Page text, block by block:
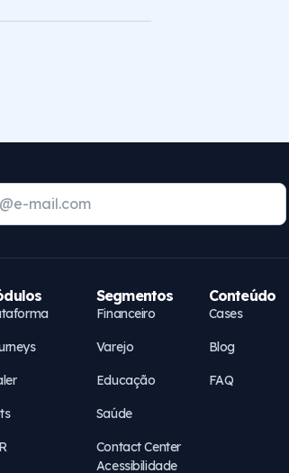
Segmentos
Financeiro
Varejo
Educação
Saúde
Contact Center
Acessibilidade
Conteúdo
Cases
Blog
FAQ